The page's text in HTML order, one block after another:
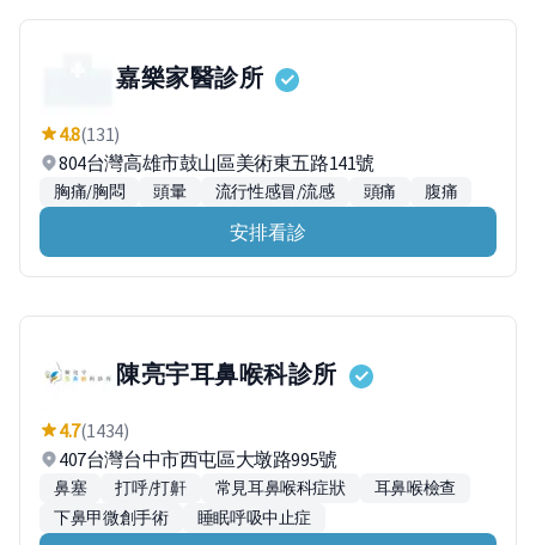
嘉樂家醫診所
4.8(131)
804台灣高雄市鼓山區美術東五路141號
胸痛/胸悶 頭暈 流行性感冒/流感 頭痛 腹痛
安排看診
陳亮宇耳鼻喉科診所
4.7(1434)
407台灣台中市西屯區大墩路995號
鼻塞 打呼/打鼾 常見耳鼻喉科症狀
耳鼻喉檢查
下鼻甲微創手術
睡眠呼吸中止症